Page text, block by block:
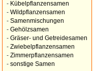
- Kübelpflanzensamen
- Wildpflanzensamen
- Samenmischungen
- Gehölzsamen
- Gräser- und Getreidesamen
- Zwiebelpflanzensamen
- Zimmerpflanzensamen
- sonstige Samen